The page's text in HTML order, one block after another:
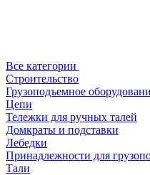
Все категории
Строительство
Грузоподъемное
Цепи
Тележки для ручных талей
Домкраты и подставки
Лебедки
Принадлежности для
Тали